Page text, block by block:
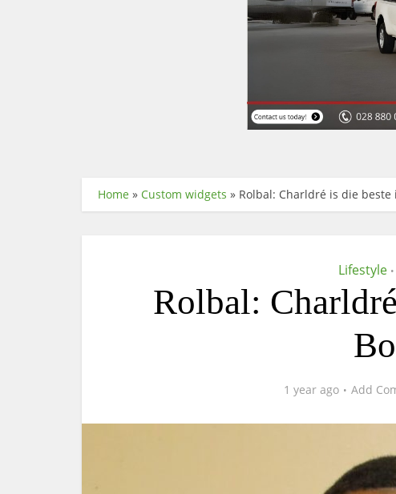
Home » Custom widgets » Rolbal: Charldré is die beste
Lifestyle •
Rolbal:
1 year ago Add